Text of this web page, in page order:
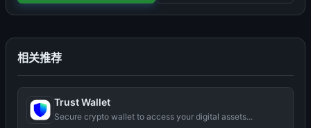
相关推荐
Trust Wallet
Secure crypto wallet to access your digital assets...